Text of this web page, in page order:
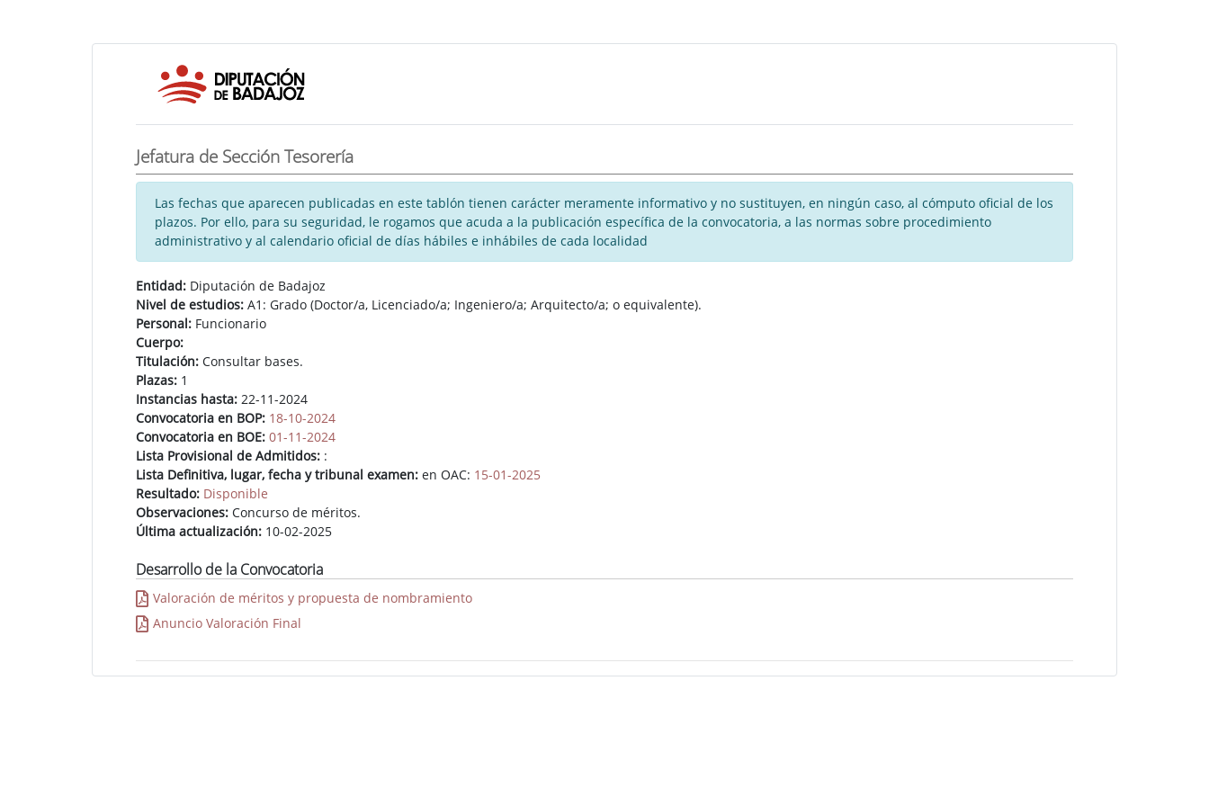
Jefatura de Sección Tesorería
Las fechas que aparecen publicadas en este tablón tienen carácter meramente informativo y no sustituyen, en ningún caso, al cómputo oficial de los
plazos. Por ello, para su seguridad, le rogamos que acuda a la publicación específica de la convocatoria, a las normas sobre procedimiento
administrativo y al calendario oficial de días hábiles e inhábiles de cada localidad
Entidad: Diputación de Badajoz
Nivel de estudios: A1: Grado (Doctor/a, Licenciado/a; Ingeniero/a; Arquitecto/a; o equivalente).
Personal: Funcionario
Cuerpo:
Titulación: Consultar bases.
Plazas: 1
Instancias hasta: 22-11-2024
Convocatoria en BOP: 18-10-2024
Convocatoria en BOE: 01-11-2024
Lista Provisional de Admitidos: :
Lista Definitiva, lugar, fecha y tribunal examen: en OAC: 15-01-2025
Resultado: Disponible
Observaciones: Concurso de méritos.
Última actualización: 10-02-2025
Desarrollo de la Convocatoria
Valoración de méritos y propuesta de nombramiento
Anuncio Valoración Final